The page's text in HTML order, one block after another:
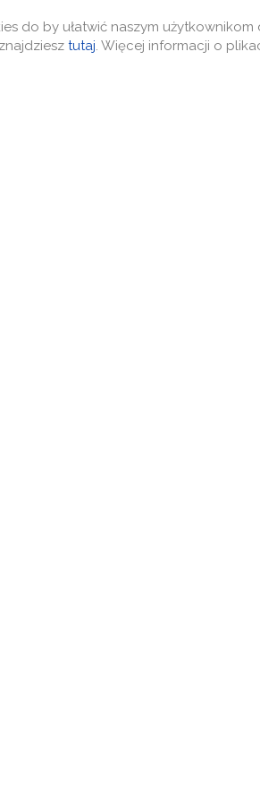
do by ułatwić naszym
tutaj. Więcej informacji o